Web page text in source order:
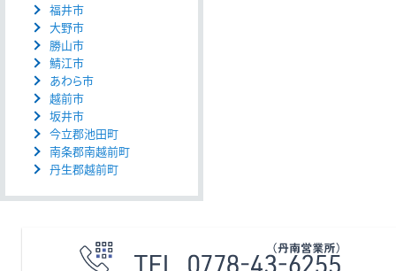
福井市
大野市
勝山市
鯖江市
あわら市
越前市
坂井市
今立郡池田町
南条郡南越前町
丹生郡越前町